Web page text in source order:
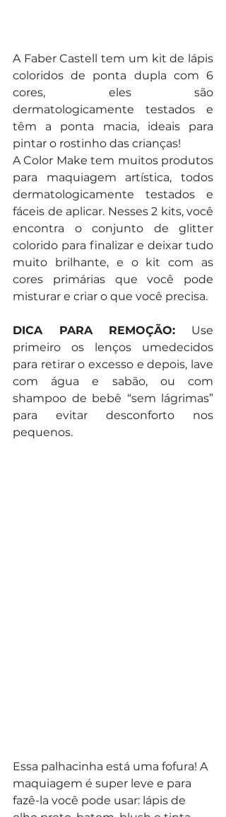
A Faber Castell tem um kit de lápis
coloridos de ponta dupla com 6
cores, eles são
dermatologicamente testados e
têm a ponta macia, ideais para
pintar o rostinho das crianças!
A Color Make tem muitos produtos
para maquiagem artística, todos
dermatologicamente testados e
fáceis de aplicar. Nesses 2 kits, você
encontra o conjunto de glitter
colorido para finalizar e deixar tudo
muito brilhante, e o kit com as
cores primárias que você pode
misturar e criar o que você precisa.
DICA PARA REMOÇÃO: Use
primeiro os lenços umedecidos
para retirar o excesso e depois, lave
com água e sabão, ou com
shampoo de bebê “sem lágrimas”
para evitar desconforto nos
pequenos.
Essa palhacinha está uma fofura! A
maquiagem é super leve e para
fazê-la você pode usar: lápis de